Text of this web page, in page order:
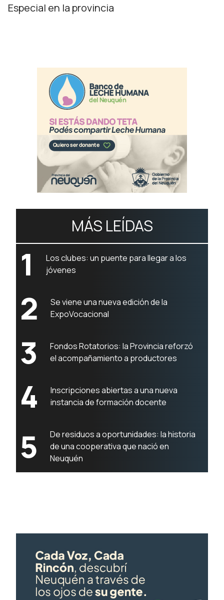
Especial en la provincia
MÁS LEÍDAS
1
Los clubes: un puente para llegar a los
jóvenes
2
Se viene una nueva edición de la
ExpoVocacional
3
Fondos Rotatorios: la Provincia reforzó
el acompañamiento a productores
4
Inscripciones abiertas a una nueva
instancia de formación docente
5
De residuos a oportunidades: la historia
de una cooperativa que nació en
Neuquén